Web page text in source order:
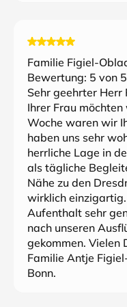
Familie Figiel-
Bewertung: 5 von 5
Sehr geehrter Herr
Ihrer Frau
Woche waren wir
haben uns sehr
herrliche Lage in
als tägliche
Nähe zu den
wirklich
Aufenthalt sehr
nach unseren
gekommen. Vielen
Familie Antje
Bonn.